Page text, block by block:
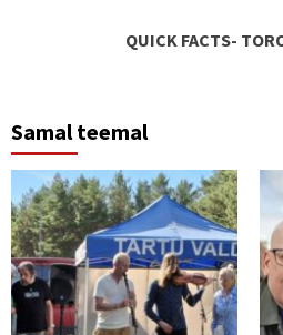
ReadingQUICK FACTS-
Samal teemal